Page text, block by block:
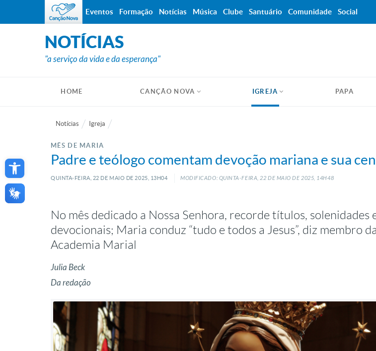
Open toolbar
NOTÍCIAS
"a serviço da vida e da esperança"
HOME CANÇÃO NOVA IGREJA PAPA
Notícias Igreja
MÊS DE MARIA
Padre e teólogo comentam devoção mariana e sua
QUINTA-FEIRA, 22 DE MAIO DE 2025, 13H04 MODIFICADO: QUINTA-FEIRA, 22 DE MAIO DE2025, 14H48
No mês dedicado a Nossa Senhora, recorde títulos, solenidades
devocionais; Maria conduz “tudo e todos a Jesus”, diz membro da
Academia Marial
Julia Beck
Da redação
Eventos Formação Notícias Música Clube Santuário Comunidade Social